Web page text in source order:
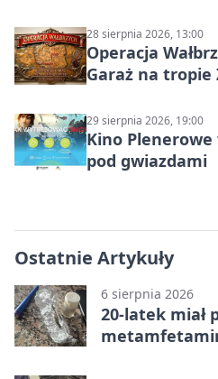
28 sierpnia 2026, 13:00
Operacja
Garaż na tropie
29 sierpnia 2026, 19:00
Kino
pod gwiazdami
Ostatnie Artykuły
6 sierpnia 2026
20-latek miał